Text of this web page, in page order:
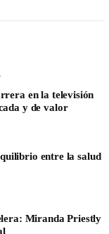
en la televisión
y de valor
entre la salud
Miranda Priestly